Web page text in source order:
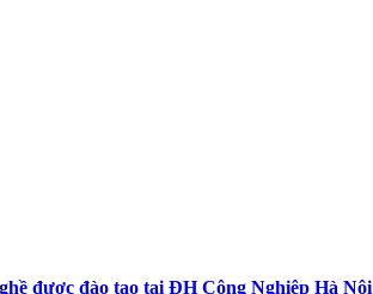
được đào tạo tại ĐH Công Nghiệp Hà Nội